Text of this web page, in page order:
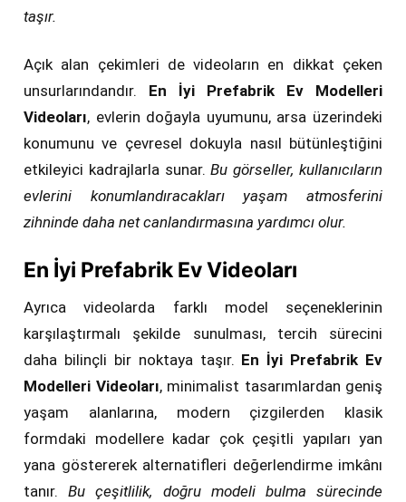
taşır.
Açık alan çekimleri de videoların en dikkat çeken
unsurlarındandır. En İyi Prefabrik Ev Modelleri
Videoları, evlerin doğayla uyumunu, arsa üzerindeki
konumunu ve çevresel dokuyla nasıl bütünleştiğini
etkileyici kadrajlarla sunar.Bu görseller, kullanıcıların
evlerini konumlandıracakları yaşam atmosferini
zihninde daha net canlandırmasına yardımcı olur.
En İyi Prefabrik Ev Videoları
Ayrıca videolarda farklı model seçeneklerinin
karşılaştırmalı şekilde sunulması, tercih sürecini
daha bilinçli bir noktaya taşır. En İyi Prefabrik Ev
Modelleri Videoları, minimalist tasarımlardan geniş
yaşam alanlarına, modern çizgilerden klasik
formdaki modellere kadar çok çeşitli yapıları yan
yana göstererek alternatifleri değerlendirme imkânı
tanır.Bu çeşitlilik, doğru modeli bulma sürecinde